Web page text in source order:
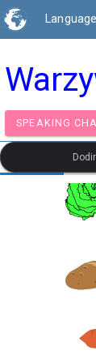
SPEAKING